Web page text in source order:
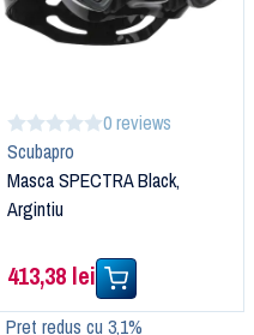
0 reviews
Scubapro
Masca SPECTRA Black,
Argintiu
413,38 lei
Pret redus cu 3,1%